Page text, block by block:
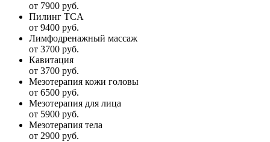
от 7900 руб.
Пилинг TCA
от 9400 руб.
Лимфодренажный массаж
от 3700 руб.
Кавитация
от 3700 руб.
Мезотерапия кожи головы
от 6500 руб.
Мезотерапия для лица
от 5900 руб.
Мезотерапия тела
от 2900 руб.